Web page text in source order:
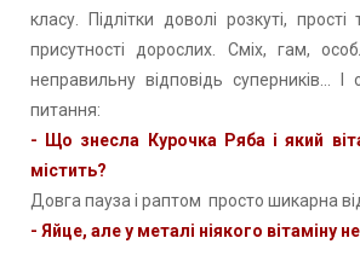
класу. Підлітки доволі розкуті,
присутності дорослих. Сміх, гам,
неправильну відповідь суперників...
питання:
- Що знесла Курочка Ряба і який
містить?
Довга пауза і раптом просто шикарна
- Яйце, але у металі ніякого вітаміну